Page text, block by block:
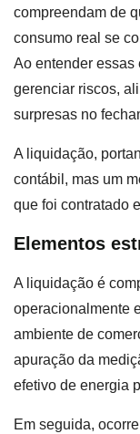
compreendam de
consumo real se
Ao entender essas
gerenciar riscos,
surpresas no
A liquidação,
contábil, mas um
que foi contratado
Elementos
A liquidação é
operacionalmente
ambiente de
apuração da
efetivo de energia
Em seguida,